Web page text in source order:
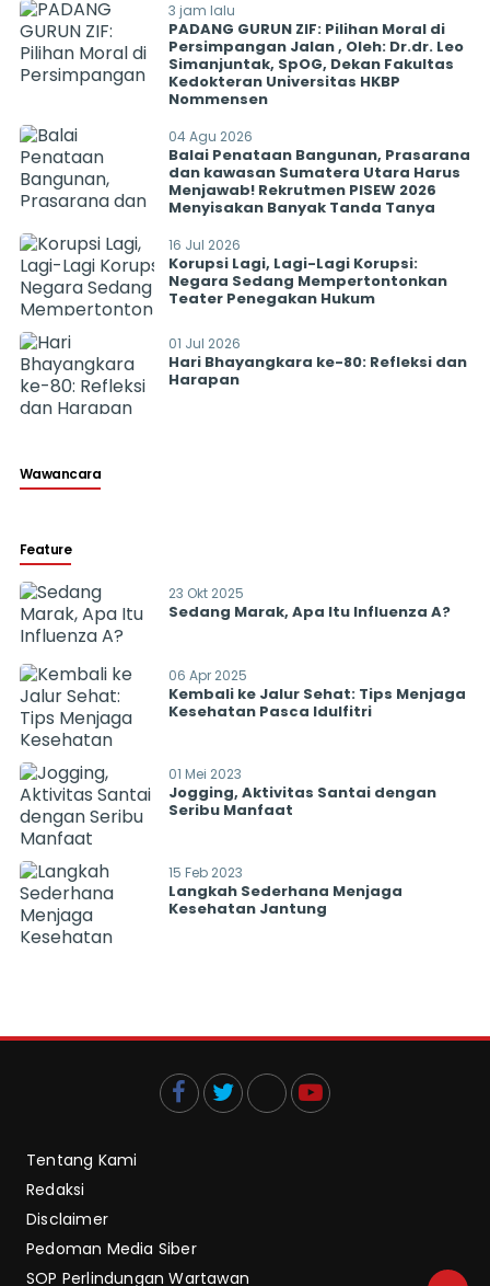
3 jam lalu
PADANG GURUN ZIF: Pilihan Moral di
Persimpangan Jalan , Oleh: Dr.dr. Leo
Simanjuntak, SpOG, Dekan Fakultas
Kedokteran Universitas HKBP
Nommensen
04 Agu 2026
Balai Penataan Bangunan, Prasarana
dan kawasan Sumatera Utara Harus
Menjawab! Rekrutmen PISEW 2026
Menyisakan Banyak Tanda Tanya
16 Jul 2026
Korupsi Lagi, Lagi-Lagi Korupsi:
Negara Sedang Mempertontonkan
Teater Penegakan Hukum
01 Jul 2026
Hari Bhayangkara ke-80: Refleksi dan
Harapan
Wawancara
Feature
23 Okt 2025
Sedang Marak, Apa Itu Influenza A?
06 Apr 2025
Kembali ke Jalur Sehat: Tips Menjaga
Kesehatan Pasca Idulfitri
01 Mei 2023
Jogging, Aktivitas Santai dengan
Seribu Manfaat
15 Feb 2023
Langkah Sederhana Menjaga
Kesehatan Jantung
Tentang Kami
Redaksi
Disclaimer
Pedoman Media Siber
SOP Perlindungan Wartawan